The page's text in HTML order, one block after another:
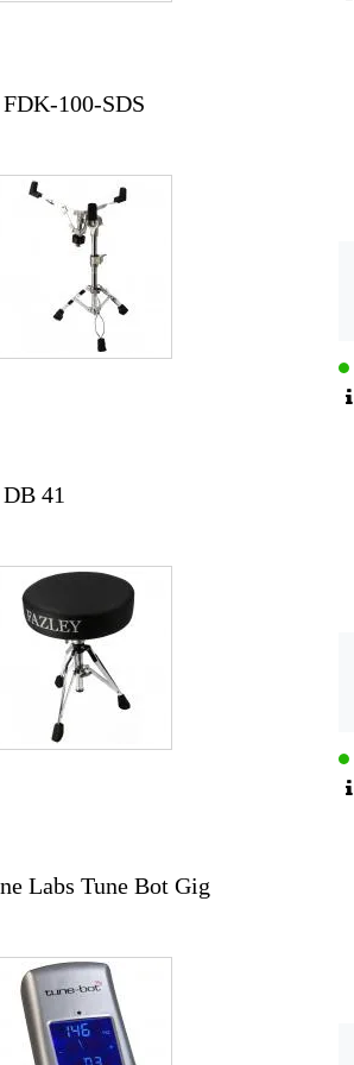
100-SDS
41
Labs Tune Bot Gig